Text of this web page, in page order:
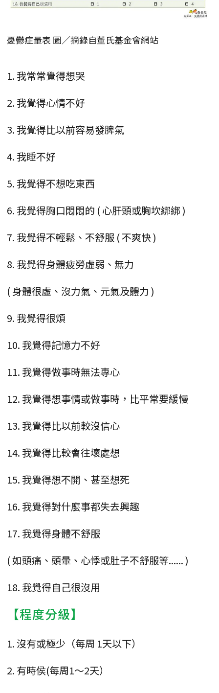
憂鬱症量表 圖／摘錄自董氏基金會網站
1. 我常常覺得想哭
2. 我覺得心情不好
3. 我覺得比以前容易發脾氣
4. 我睡不好
5. 我覺得不想吃東西
6. 我覺得胸口悶悶的 ( 心肝頭或胸坎綁綁 )
7. 我覺得不輕鬆、不舒服 ( 不爽快 )
8. 我覺得身體疲勞虛弱、無力
( 身體很虛、沒力氣、元氣及體力 )
9. 我覺得很煩
10. 我覺得記憶力不好
11. 我覺得做事時無法專心
12. 我覺得想事情或做事時，比平常要緩慢
13. 我覺得比以前較沒信心
14. 我覺得比較會往壞處想
15. 我覺得想不開、甚至想死
16. 我覺得對什麼事都失去興趣
17. 我覺得身體不舒服
( 如頭痛、頭暈、心悸或肚子不舒服等...... )
18. 我覺得自己很沒用
【程度分級】
1. 沒有或極少（每周 1天以下）
2. 有時侯(每周1～2天）